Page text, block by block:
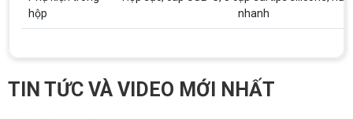
hộp
nhanh
TIN TỨC VÀ VIDEO MỚI NHẤT
Revit SketchUp mạnh, mượt, tối ưu chi phí giúp
dân thiết kế, kiến trúc vận hành mượt mà, không
giật lag.
thông tin sử dụng
Hướng dẫn chọn PC cho sinh viên công nghệ
thông tin 2026 -2027. Tư vấn cấu hình học lập